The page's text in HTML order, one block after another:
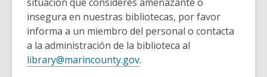
insegura en nuestras bibliotecas, por favor
informa a un miembro del personal o contacta
a la administración de la biblioteca al
library@marincounty.gov.